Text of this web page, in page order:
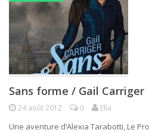
Sans forme / Gail Carriger
24 août 2012 0 Ella
Une aventure d’Alexia Tarabotti, Le